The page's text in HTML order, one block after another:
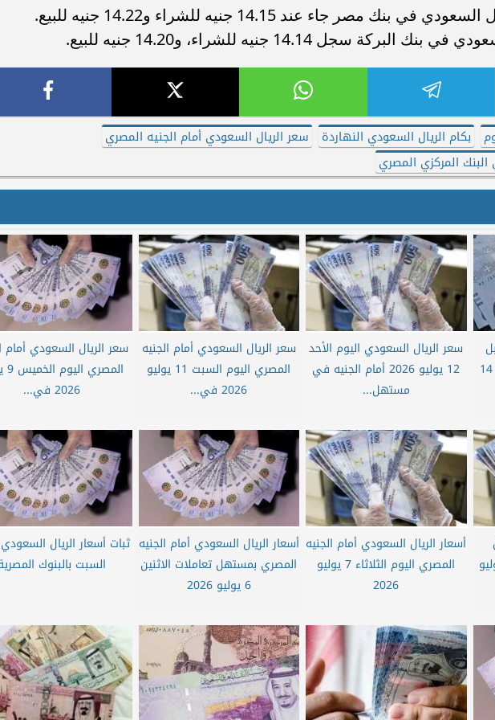
بنك مصر جاء عند 14.15 جنيه للشراء و14.22 جنيه للبيع.
سجل 14.14 جنيه للشراء، و14.20 جنيه للبيع.
بكام الريال السعودي النهاردة
سعر الريال السعودي أمام الجنيه المصري
المركزي المصري
الجنيه المصري اليوم الثلاثاء 14
سعر الريال السعودي اليوم الأحد
12 يوليو 2026 أمام الجنيه في
مستهل...
سعر الريال السعودي أمام الجنيه
المصري اليوم السبت 11 يوليو
2026 في...
سعر الريال السعودي أمام
2026 في...
8 يوليو
أسعار الريال السعودي أمام الجنيه
المصري اليوم الثلاثاء 7 يوليو
2026
أسعار الريال السعودي أمام الجنيه
المصري بمستهل تعاملات الاثنين
6 يوليو 2026
ثبات أسعار الريال
السبت بالبنوك